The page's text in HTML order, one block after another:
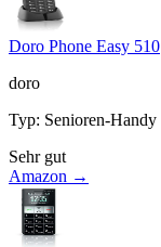
Doro Phone Easy 510
doro
Typ: Senioren-Handy
Sehr gut
Amazon →